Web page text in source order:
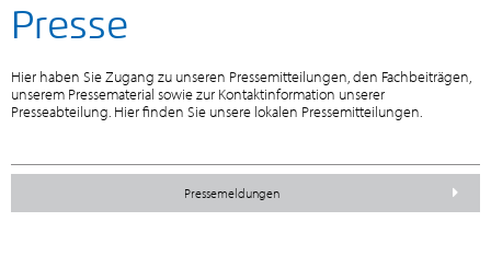
Presse
Hier haben Sie Zugang zu unseren Pressemitteilungen, den Fachbeiträgen,
unserem Pressematerial sowie zur Kontaktinformation unserer
Presseabteilung. Hier finden Sie unsere lokalen Pressemitteilungen.
Pressemeldungen